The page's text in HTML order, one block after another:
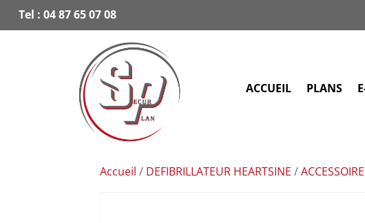
Tel : 04 87 65 07 08
ACCUEIL PLANS
Accueil / DEFIBRILLATEUR HEARTSINE /